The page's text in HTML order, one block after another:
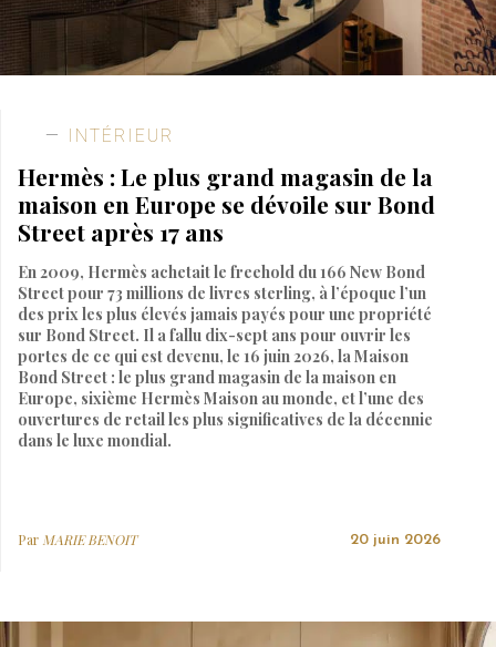
INTÉRIEUR
Hermès : Le plus grand magasin de la
maison en Europe se dévoile sur Bond
Street après 17 ans
En 2009, Hermès achetait le freehold du 166 New Bond
Street pour 73 millions de livres sterling, à l’époque l’un
des prix les plus élevés jamais payés pour une propriété
sur Bond Street. Il a fallu dix-sept ans pour ouvrir les
portes de ce qui est devenu, le 16 juin 2026, la Maison
Bond Street : le plus grand magasin de la maison en
Europe, sixième Hermès Maison au monde, et l’une des
ouvertures de retail les plus significatives de la décennie
dans le luxe mondial.
Par MARIE BENOIT 20 juin 2026